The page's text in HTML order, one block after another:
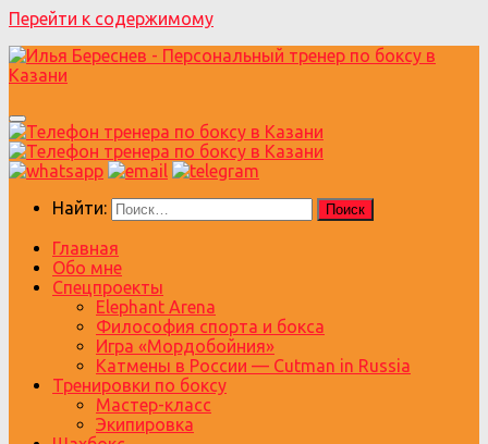
Перейти к содержимому
Найти:
Главная
Обо мне
Спецпроекты
Elephant Arena
Философия спорта и бокса
Игра «Мордобойния»
Катмены в России — Cutman in Russia
Тренировки по боксу
Мастер-класс
Экипировка